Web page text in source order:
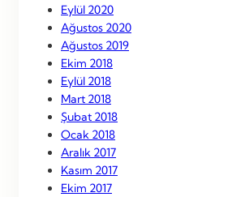
Eylül 2020
Ağustos 2020
Ağustos 2019
Ekim 2018
Eylül 2018
Mart 2018
Şubat 2018
Ocak 2018
Aralık 2017
Kasım 2017
Ekim 2017